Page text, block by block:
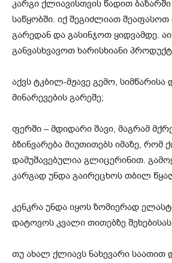
კარგი ქლიავისთვის წადით
საწყობში. იქ შეგიძლიათ
გარედან და გასინჯოთ ყიდვამდე.
განვასხვავოთ ხარისხიანი
აქვს ტკბილ-მჟავე გემო, სიმწარისა
მინარევების გარეშე;
ფერში – მდიდარი შავი, მაგრამ
ბზინვარება მიუთითებს იმაზე, რომ
დამუშავებულია გლიცერინით.
კარგად უნდა გაირეცხოს თბილ
კენკრა უნდა იყოს ზომიერად
დატოვოს კვალი თითებზე
თუ ახალ ქლიავს ნახევარი საათით